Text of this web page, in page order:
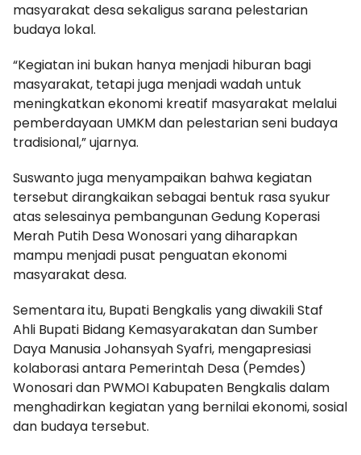
masyarakat desa sekaligus sarana pelestarian
budaya lokal.
“Kegiatan ini bukan hanya menjadi hiburan bagi
masyarakat, tetapi juga menjadi wadah untuk
meningkatkan ekonomi kreatif masyarakat melalui
pemberdayaan UMKM dan pelestarian seni budaya
tradisional,” ujarnya.
Suswanto juga menyampaikan bahwa kegiatan
tersebut dirangkaikan sebagai bentuk rasa syukur
atas selesainya pembangunan Gedung Koperasi
Merah Putih Desa Wonosari yang diharapkan
mampu menjadi pusat penguatan ekonomi
masyarakat desa.
Sementara itu, Bupati Bengkalis yang diwakili Staf
Ahli Bupati Bidang Kemasyarakatan dan Sumber
Daya Manusia Johansyah Syafri, mengapresiasi
kolaborasi antara Pemerintah Desa (Pemdes)
Wonosari dan PWMOI Kabupaten Bengkalis dalam
menghadirkan kegiatan yang bernilai ekonomi, sosial
dan budaya tersebut.